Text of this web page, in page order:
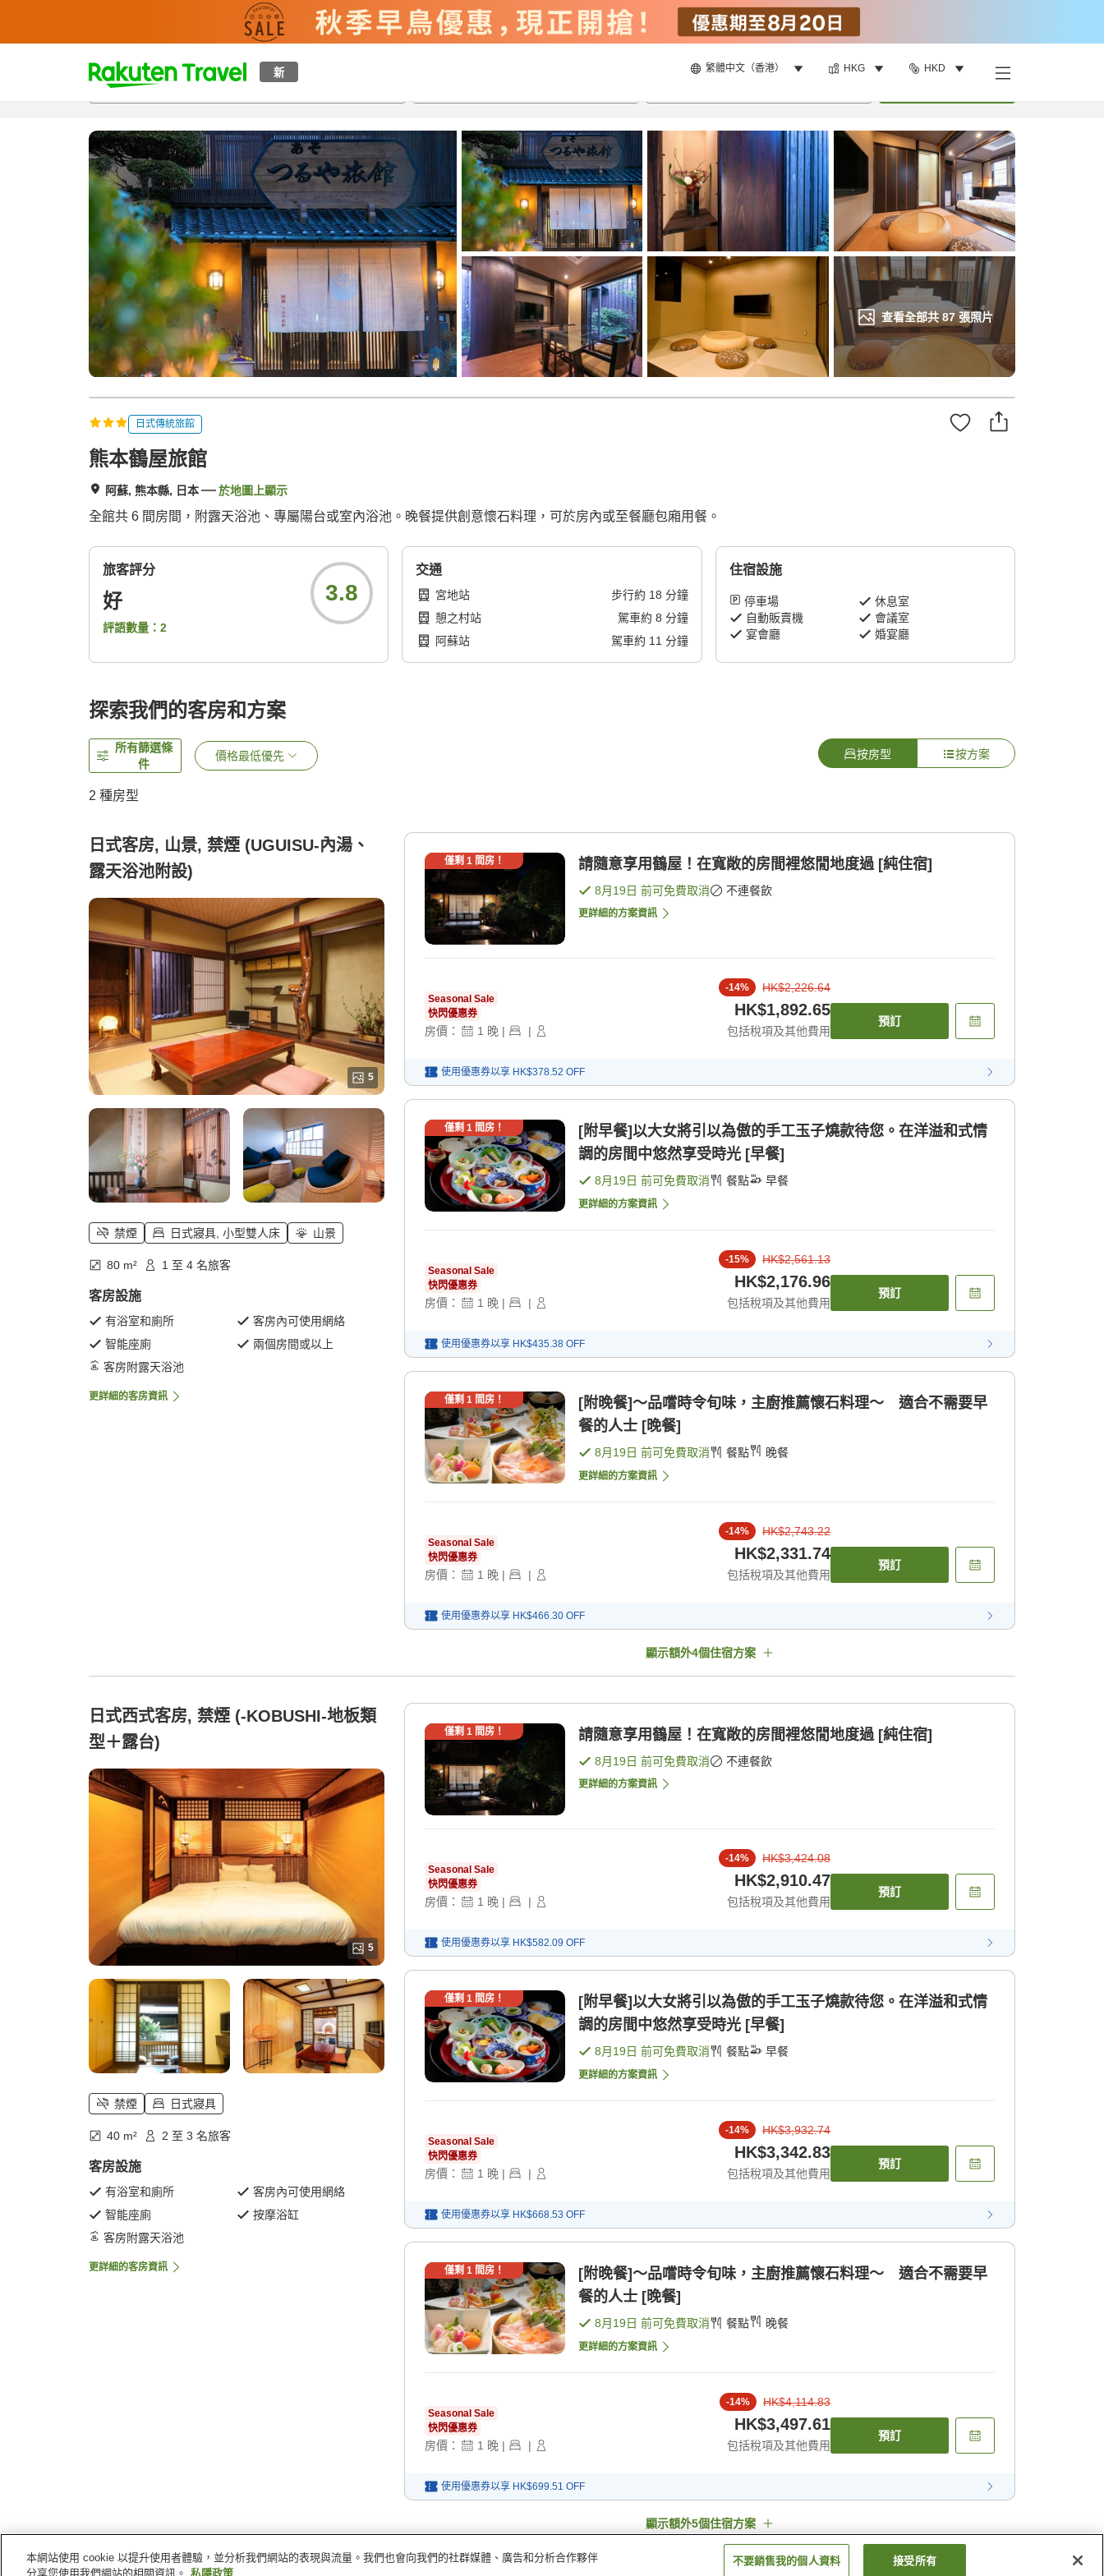
新 繁體中文（香港） HKG HKD
t
p
a
g
e
_
s
r
h
查看全部共87張照片
概覽房間及住宿方案 評價設施
日式傳統旅館
熊本鶴屋旅館
阿蘇, 熊本縣, 日本 於地圖上顯示
全館共 6 間房間，附露天浴池、專屬陽台或室內浴池。晚餐提供創意懷石料理，可於房內或至餐廳包廂用餐。
旅客評分
好
評語數量： 2
3.8
交通
宮地站 步行約 18 分鐘
憩之村站
駕車約 8 分鐘
阿蘇站
駕車約 11 分鐘
住宿設施
停車場
休息室
自動販賣機
會議室
宴會廳
婚宴廳
探索我們的客房和方案
所有篩選條
件
價格最低優先 按房型 按方案
2 種房型
日式客房, 山景, 禁煙 (UGUISU-內湯、
露天浴池附設)
5
禁煙 日式寢具, 小型雙人床 山景
80 m² 1 至 4 名旅客
客房設施
有浴室和廁所
客房內可使用網絡
智能座廁
兩個房間或以上
客房附露天浴池
更詳細的客房資訊
僅剩 1間房！ 請隨意享用鶴屋！在寬敞的房間裡悠閒地度過 [純住宿]
8月19日 前可免費取消 不連餐飲
更詳細的方案資訊
Seasonal Sale
快閃優惠券
房價： 1 晚 | |
-14% HK$2,226.64
HK$1,892.65
包括稅項及其他費用
預訂
使用優惠券以享 HK$378.52 OFF
僅剩 1間房！
[附早餐]以大女將引以為傲的手工玉子燒款待您。在洋溢和式情
調的房間中悠然享受時光 [早餐]
8月19日 前可免費取消 餐點 早餐
更詳細的方案資訊
Seasonal Sale
快閃優惠券
房價： 1 晚 | |
-15% HK$2,561.13
HK$2,176.96
包括稅項及其他費用
預訂
使用優惠券以享 HK$435.38 OFF
僅剩 1間房！
[附晚餐]〜品嚐時令旬味，主廚推薦懷石料理〜 適合不需要早
餐的人士 [晚餐]
8月19日 前可免費取消 餐點 晚餐
更詳細的方案資訊
Seasonal Sale
快閃優惠券
房價： 1 晚 | |
-14% HK$2,743.22
HK$2,331.74
包括稅項及其他費用
預訂
使用優惠券以享 HK$466.30 OFF
顯示額外4個住宿方案
日式西式客房, 禁煙 (-KOBUSHI-地板類
型＋露台)
5
禁煙 日式寢具
40 m² 2 至 3 名旅客
客房設施
有浴室和廁所
客房內可使用網絡
智能座廁
按摩浴缸
客房附露天浴池
更詳細的客房資訊
僅剩 1間房！ 請隨意享用鶴屋！在寬敞的房間裡悠閒地度過 [純住宿]
8月19日 前可免費取消 不連餐飲
更詳細的方案資訊
Seasonal Sale
快閃優惠券
房價： 1 晚 | |
-14% HK$3,424.08
HK$2,910.47
包括稅項及其他費用
預訂
使用優惠券以享 HK$582.09 OFF
僅剩 1間房！
[附早餐]以大女將引以為傲的手工玉子燒款待您。在洋溢和式情
調的房間中悠然享受時光 [早餐]
8月19日 前可免費取消 餐點 早餐
更詳細的方案資訊
Seasonal Sale
快閃優惠券
房價： 1 晚 | |
-14% HK$3,932.74
HK$3,342.83
包括稅項及其他費用
預訂
使用優惠券以享 HK$668.53 OFF
僅剩 1間房！
[附晚餐]〜品嚐時令旬味，主廚推薦懷石料理〜 適合不需要早
餐的人士 [晚餐]
8月19日 前可免費取消 餐點 晚餐
更詳細的方案資訊
Seasonal Sale
快閃優惠券
房價： 1 晚 | |
-14% HK$4,114.83
HK$3,497.61
包括稅項及其他費用
預訂
使用優惠券以享 HK$699.51 OFF
顯示額外5個住宿方案
主頁 日本 熊本縣 阿蘇
本網站使用 cookie 以提升使用者體驗，並分析我們網站的表現與流量。我們也會向我們的社群媒體、廣告和分析合作夥伴
分享您使用我們網站的相關資訊。 私隱政策
不要銷售我的個人資料 接受所有